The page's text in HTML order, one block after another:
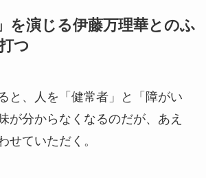
を演じる伊藤万理華とのふ
つ
と、人を「健常者」と「障がい
が分からなくなるのだが、あえ
せていただく。